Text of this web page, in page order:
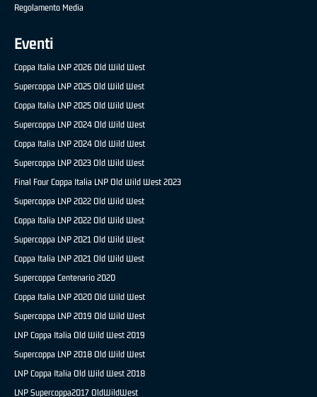
Regolamento Media
Eventi
Coppa Italia LNP 2026 Old Wild West
Supercoppa LNP 2025 Old Wild West
Coppa Italia LNP 2025 Old Wild West
Supercoppa LNP 2024 Old Wild West
Coppa Italia LNP 2024 Old Wild West
Supercoppa LNP 2023 Old Wild West
Final Four Coppa Italia LNP Old Wild West 2023
Supercoppa LNP 2022 Old Wild West
Coppa Italia LNP 2022 Old Wild West
Supercoppa LNP 2021 Old Wild West
Coppa Italia LNP 2021 Old Wild West
Supercoppa Centenario 2020
Coppa Italia LNP 2020 Old Wild West
Supercoppa LNP 2019 Old Wild West
LNP Coppa Italia Old Wild West 2019
Supercoppa LNP 2018 Old Wild West
LNP Coppa Italia Old Wild West 2018
LNP Supercoppa2017 OldWildWest